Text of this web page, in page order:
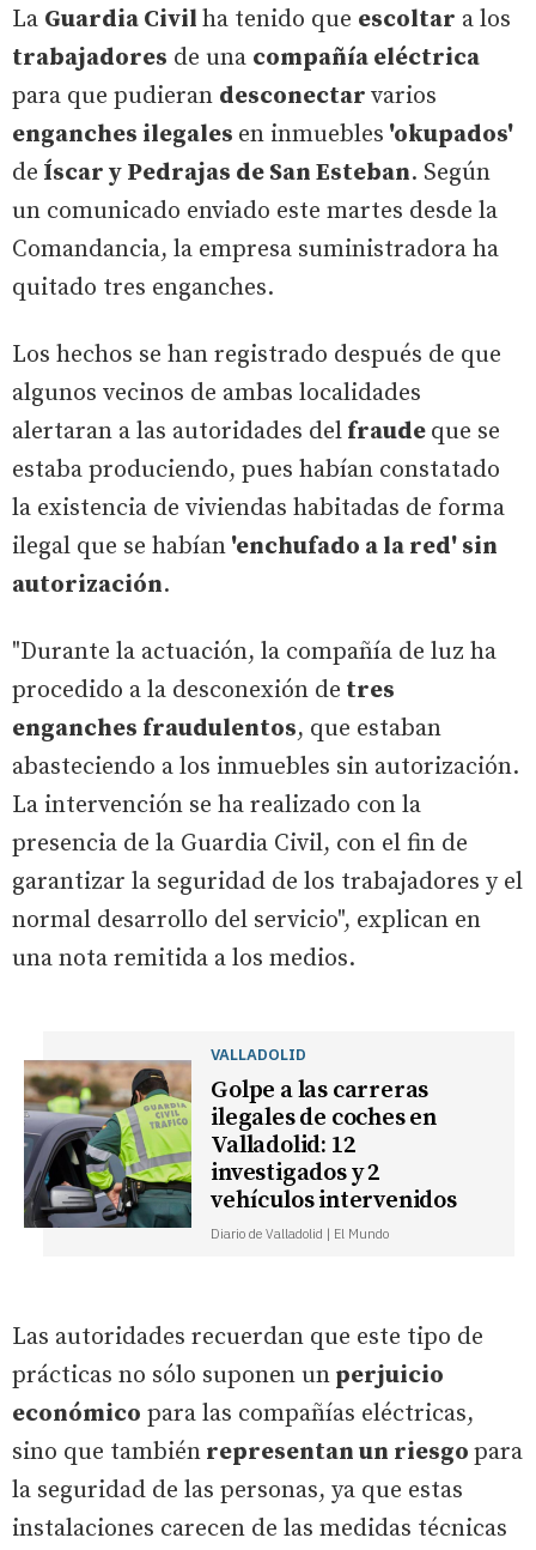
La Guardia Civil ha tenido que escoltar a los
trabajadores de una compañía eléctrica
para que pudieran desconectar varios
enganches ilegales en inmuebles 'okupados'
de Íscar y Pedrajas de San Esteban. Según
un comunicado enviado este martes desde la
Comandancia, la empresa suministradora ha
quitado tres enganches.
Los hechos se han registrado después de que
algunos vecinos de ambas localidades
alertaran a las autoridades del fraude que se
estaba produciendo, pues habían constatado
la existencia de viviendas habitadas de forma
ilegal que se habían 'enchufado a la red' sin
autorización.
"Durante la actuación, la compañía de luz ha
procedido a la desconexión de tres
enganches fraudulentos, que estaban
abasteciendo a los inmuebles sin autorización.
La intervención se ha realizado con la
presencia de la Guardia Civil, con el fin de
garantizar la seguridad de los trabajadores y el
normal desarrollo del servicio", explican en
una nota remitida a los medios.
VALLADOLID
Golpe a las carreras
ilegales de coches en
Valladolid: 12
investigados y 2
vehículos intervenidos
Diario de Valladolid | El Mundo
Las autoridades recuerdan que este tipo de
prácticas no sólo suponen un perjuicio
económico para las compañías eléctricas,
sino que también representan un riesgo para
la seguridad de las personas, ya que estas
instalaciones carecen de las medidas técnicas